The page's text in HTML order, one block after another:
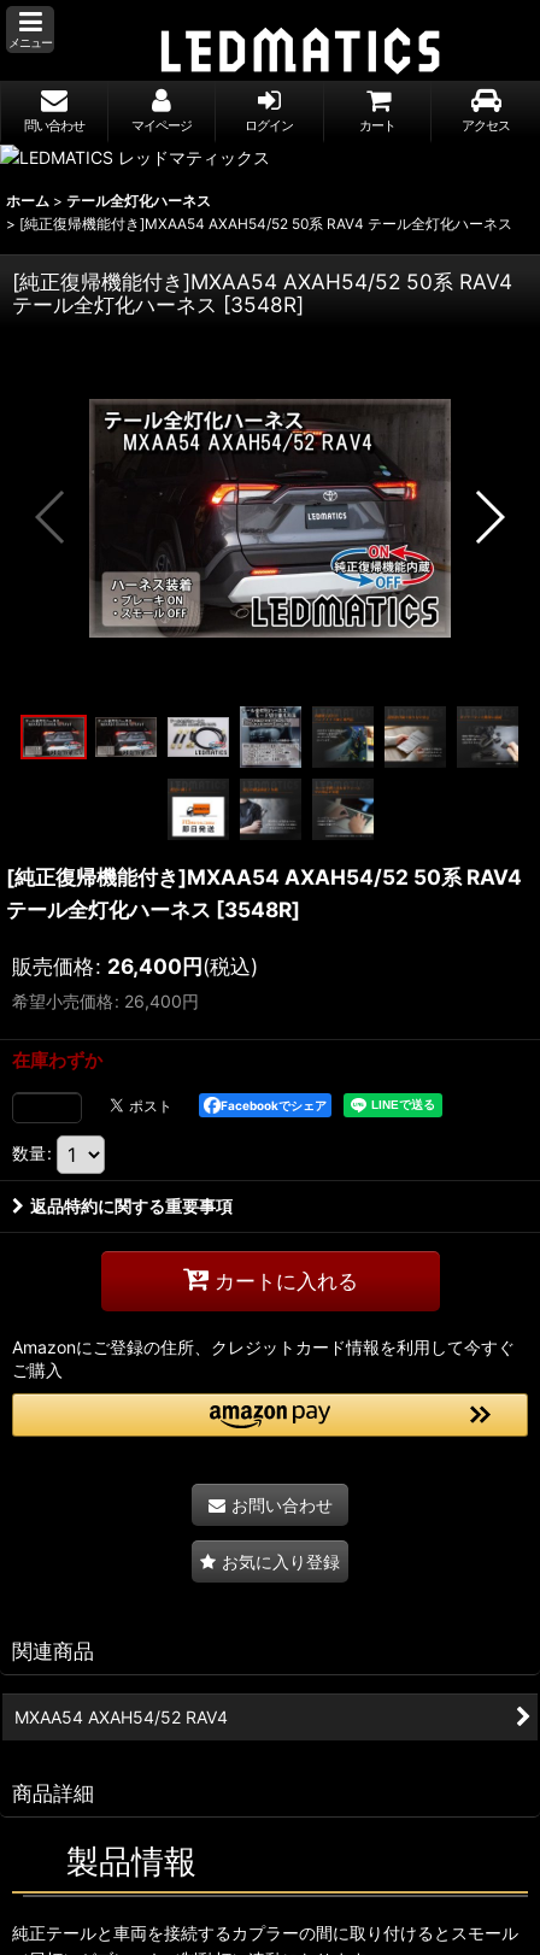
メニュー
問い合わせ マイページ ログイン カート アクセス
ホーム > テール全灯化ハーネス
> [純正復帰機能付き]MXAA54 AXAH54/52 50系 RAV4 テール全灯化ハーネス
[純正復帰機能付き]MXAA54 AXAH54/52 50系 RAV4
テール全灯化ハーネス [3548R]
[純正復帰機能付き]MXAA54 AXAH54/52 50系 RAV4
テール全灯化ハーネス [3548R]
販売価格: 26,400円(税込)
希望小売価格: 26,400円
在庫わずか
Facebookでシェア
数量:
返品特約に関する重要事項
カートに入れる
Amazonにご登録の住所、クレジットカード情報を利用して今すぐ
ご購入
お問い合わせ
お気に入り登録
関連商品
MXAA54 AXAH54/52 RAV4
商品詳細
製品情報
純正テールと車両を接続するカプラーの間に取り付けるとスモール